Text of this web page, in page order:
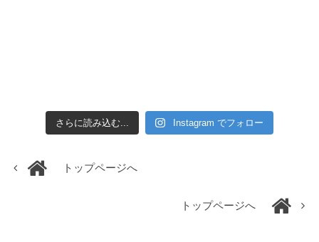
さらに読み込む... Instagram でフォロー
トップページへ
トップページへ